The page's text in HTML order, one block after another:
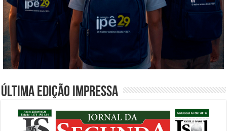
Última edição impressa